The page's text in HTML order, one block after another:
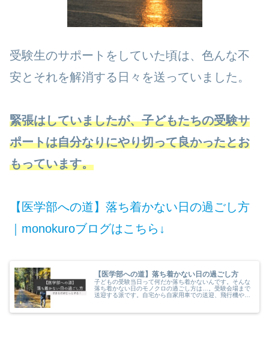
受験生のサポートをしていた頃は、色んな不
安とそれを解消する日々を送っていました。
緊張はしていましたが、子どもたちの受験サ
ポートは自分なりにやり切って良かったとお
もっています。
【医学部への道】落ち着かない日の過ごし方
｜monokuroブログはこちら↓
【医学部への道】落ち着かない日の過ごし方
子どもの受験当日って何だか落ち着かないんです。そんな
落ち着かない日のモノクロの過ごし方は…。受験会場まで
送迎する派です。自宅から自家用車での送迎、飛行機や電